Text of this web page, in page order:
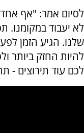
לסיום אמר: "אף
לא יעבוד במקומנו.
שלנו. הגיע הזמן
להיות החזק ביותר
לכם עוד תירוצים -